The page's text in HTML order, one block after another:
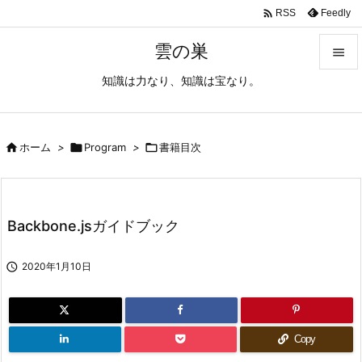
雲の巣
知識は力なり、知識は宝なり。

 RSS Feedly
ホーム > Program > 書籍目次
Backbone.jsガイドブック
 2020年1月10日
Copy